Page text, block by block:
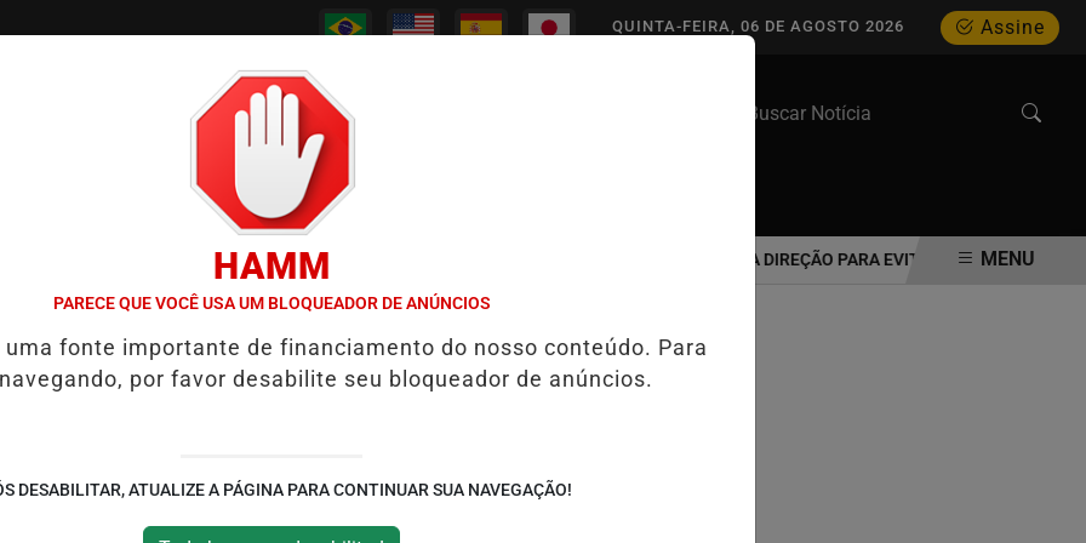
Assine
QUINTA-FEIRA, 06 DE AGOSTO 2026
CANAL RPJ CONTATO
REABRE REPORTAGEM APÓS TRÊS ANOS 7 SINAIS DE QUE UM IDOSO DEVE REAVALIAR A DIREÇÃO PARA EVITAR ACIDENTES NO
MENU
de Residentes de
HAMM
PARECE QUE VOCÊ USA UM BLOQUEADOR DE ANÚNCIOS
fonte importante de financiamento do nosso conteúdo. Para
por favor desabilite seu bloqueador de anúncios.
DESABILITAR, ATUALIZE A PÁGINA PARA CONTINUAR SUA NAVEGAÇÃO!